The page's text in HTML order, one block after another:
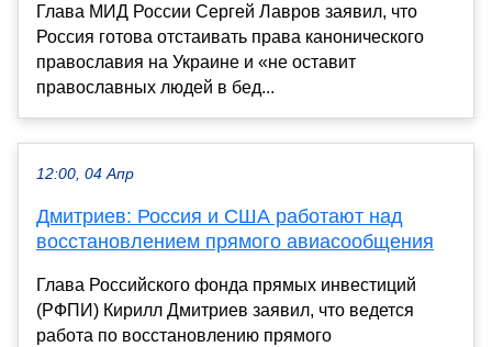
Глава МИД России Сергей Лавров заявил, что
Россия готова отстаивать права канонического
православия на Украине и «не оставит
православных людей в бед...
12:00, 04 Апр
Дмитриев: Россия и США работают над
восстановлением прямого авиасообщения
Глава Российского фонда прямых инвестиций
(РФПИ) Кирилл Дмитриев заявил, что ведется
работа по восстановлению прямого